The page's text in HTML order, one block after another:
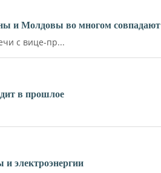
и Молдовы во многом совпадают
с вице-пр...
в прошлое
электроэнергии